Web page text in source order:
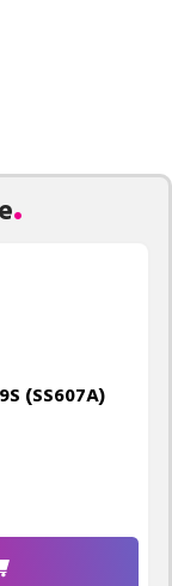
9001 a 14001,
dostupnosť. Preto
aby boli ihneď k
vaše potreby
môžete sa na
Sme tu, aby
(SS607A)